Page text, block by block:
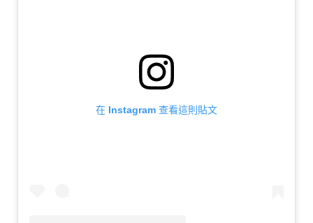
在 Instagram 查看這則貼文